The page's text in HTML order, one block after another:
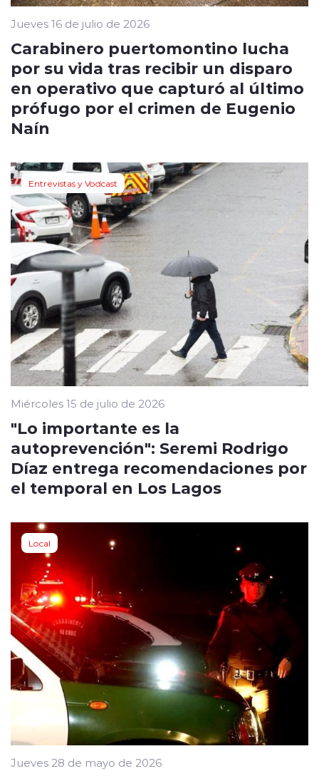
Jueves 16 de julio de 2026
Carabinero puertomontino lucha
por su vida tras recibir un disparo
en operativo que capturó al último
prófugo por el crimen de Eugenio
Naín
Entrevistas y Vodcast
Miércoles 15 de julio de 2026
"Lo importante es la
autoprevención": Seremi Rodrigo
Díaz entrega recomendaciones por
el temporal en Los Lagos
Local
Jueves 28 de mayo de 2026